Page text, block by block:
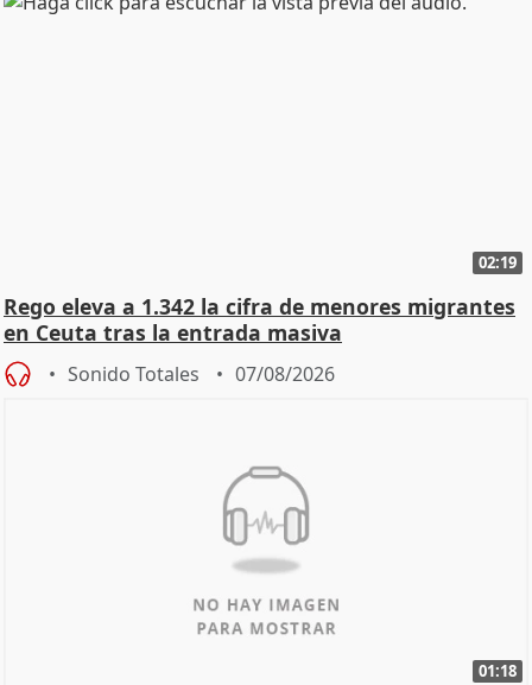
02:19
Rego eleva a 1.342 la cifra de menores migrantes
en Ceuta tras la entrada masiva
Sonido Totales 07/08/2026
01:18